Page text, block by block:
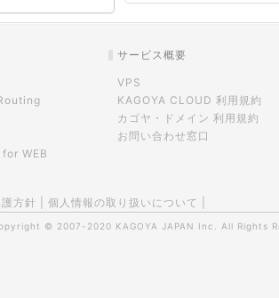
for WEB
サービス概要
VPS
KAGOYA CLOUD 利用規約
カゴヤ・ドメイン 利用規約
お問い合わせ窓口
方針 個人情報の取り扱いについて
© 2007-2020 KAGOYA JAPAN Inc. All Rights